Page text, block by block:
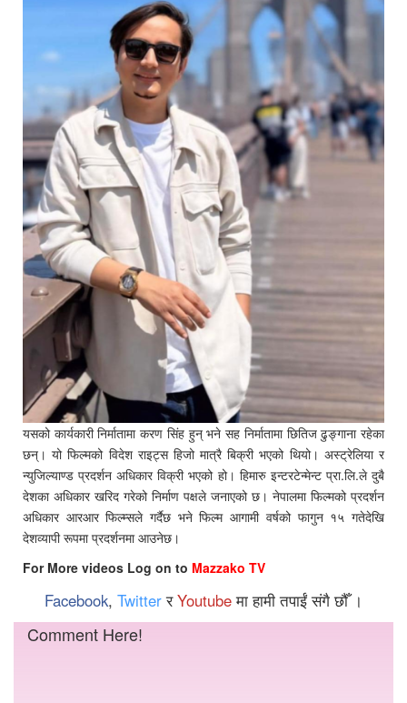
यसको कार्यकारी निर्मातामा करण सिंह हुन् भने सह निर्मातामा छितिज ढुङ्गाना रहेका
छन्। यो फिल्मको विदेश राइट्स हिजो मात्रै बिक्री भएको थियो। अस्ट्रेलिया र
न्युजिल्याण्ड प्रदर्शन अधिकार विक्री भएको हो। हिमारु इन्टरटेन्मेन्ट प्रा.लि.ले दुबै
देशका अधिकार खरिद गरेको निर्माण पक्षले जनाएको छ। नेपालमा फिल्मको प्रदर्शन
अधिकार आरआर फिल्म्सले गर्दैछ भने फिल्म आगामी वर्षको फागुन १५ गतेदेखि
देशव्यापी रूपमा प्रदर्शनमा आउनेछ।
For More videos Log on to Mazzako TV
Facebook, TwitterरYoutubeमा हामी तपाईं संगै छौँ ।
Comment Here!